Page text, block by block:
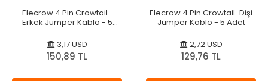
Elecrow 4 Pin Crowtail-
Erkek Jumper Kablo - 5
3,17 USD
150,89 TL
Elecrow 4 Pin Crowtail-Dişi
Jumper Kablo - 5 Adet
2,72 USD
129,76 TL